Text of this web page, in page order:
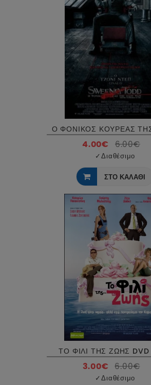
4.00€ 6.00€
✓Διαθέσιμο
ΣΤΟ ΚΑΛΑΘΙ
ΤΟ ΦΙΛΙ ΤΗΣ ΖΩΗΣ DVD
3.00€ 6.00€
✓Διαθέσιμο